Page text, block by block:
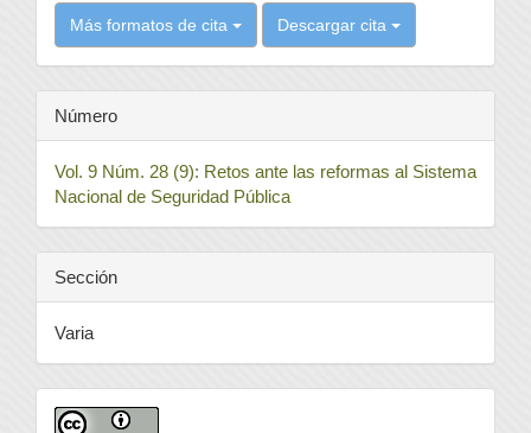
Más formatos de cita Descargar cita
Número
Vol. 9 Núm. 28 (9): Retos ante las reformas al Sistema
Nacional de Seguridad Pública
Sección
Varia